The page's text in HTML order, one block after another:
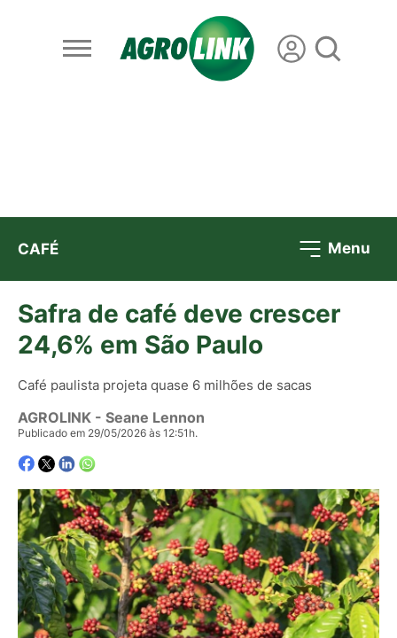
CAFÉ Menu
Safra de café deve crescer
24,6% em São Paulo
Café paulista projeta quase 6 milhões de sacas
AGROLINK - Seane Lennon
Publicado em 29/05/2026 às 12:51h.